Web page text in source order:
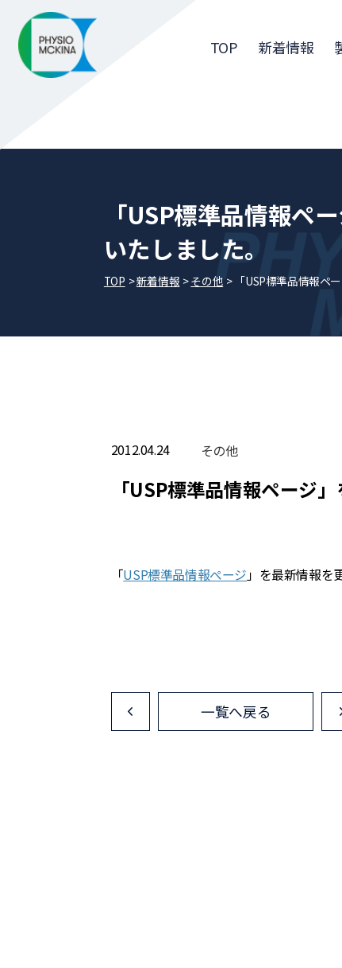
TOP 新着情報
「USP標準品情報ペ
いたしました。
TOP 新着情報 その他 「USP標準品情報ペ
2012.04.24 その他
「USP標準品情報ページ
「USP標準品情報ページ」を最新情報を
<
一覧へ戻る